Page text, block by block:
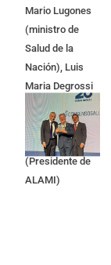
Mario Lugones
(ministro de
Salud de la
Nación), Luis
Maria Degrossi
(Presidente de
Apres Salud) y
Cristian Mazza
(Presidente de
ALAMI)